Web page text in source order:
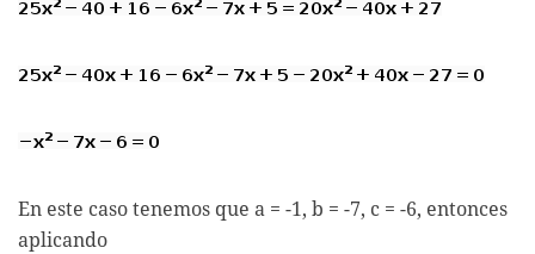
En este caso tenemos que a = -1, b = -7, c = -6, entonces
aplicando